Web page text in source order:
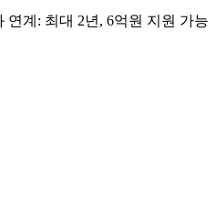
계: 최대 2년, 6억원 지원 가능